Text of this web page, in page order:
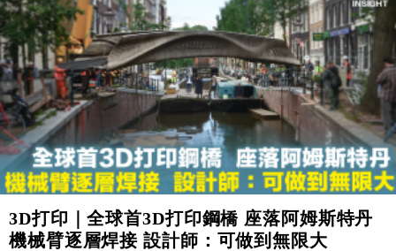
3D打印｜全球首3D打印鋼橋 座落阿姆斯特丹
機械臂逐層焊接 設計師：可做到無限大